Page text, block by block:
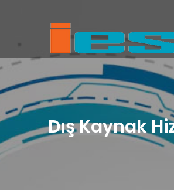
Dış Kaynak